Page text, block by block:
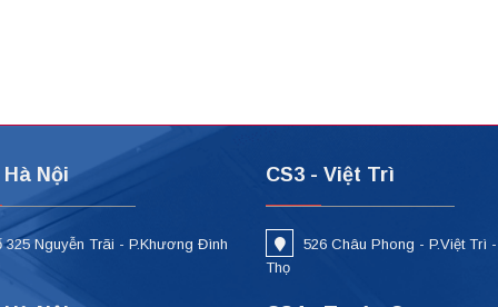
Nội
Nguyễn Trãi - P.Khương Đình
CS3 - Việt Trì
526 Châu Phong - P.Việt Trì
Thọ